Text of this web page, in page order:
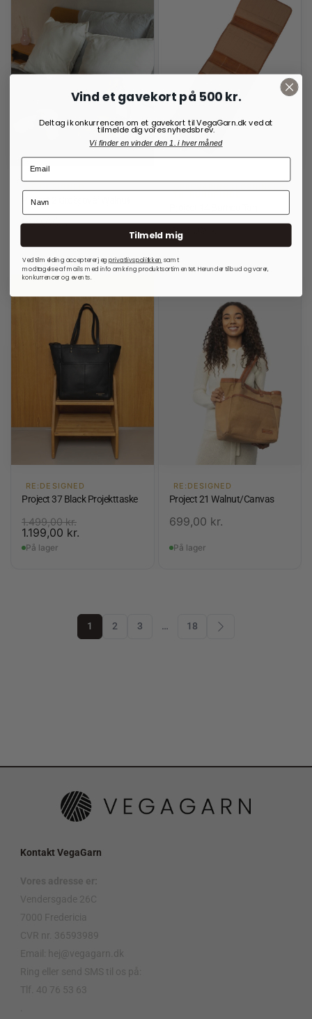
Project 2 Crossover Walnut
999,00kr.
På lager
699,00
På lager
RE:DESIGNED
Project 37 Black Projekttaske
1.499,00kr.
1.199,00 kr.
På lager
RE:DESIGNED
Project 21 Walnut/Canvas
699,00 kr.
På lager
1 2 3 … 18
Kontakt VegaGarn
Vores adresse er:
Vendersgade 26C
7000 Fredericia
CVR nr. 36593989
Email: hej@vegagarn.dk
Ring eller send SMS til os på:
Tlf. 40 76 53 63
Vind et gavekort på 500 kr.
Deltag i konkurrencen om et gavekort til VegaGarn.dk ved at
tilmelde dig vores nyhedsbrev.
Vi finder en vinder den 1. i hver måned
Tilmeld mig
Ved tilmelding accepterer jegprivatlivspolitkken samt
modtagelse af mails med info omkring produktsortimentet. Herunder tilbud og varer,
konkurrencer og events.